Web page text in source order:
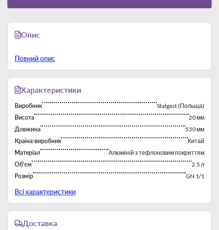
Опис
Повний опис
Характеристики
Виробник
Stalgast (Польща)
Висота
20 мм
Довжина
530 мм
Країна-виробник
Китай
Матеріал
Алюміній з тефлоновим покриттям
Об'єм
2,5 л
Розмір
GN 1/1
Тип
Всі характеристики
Доставка